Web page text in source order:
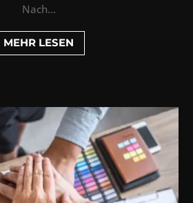
Nach...
MEHR LESEN